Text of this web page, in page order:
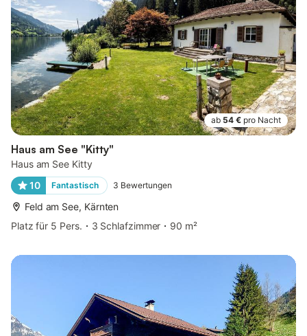
ab 54 € pro Nacht
Haus am See "Kitty"
Haus am See Kitty
10
Fantastisch 3 Bewertungen
Feld am See, Kärnten
Platz für 5 Pers.
3 Schlafzimmer 90 m²